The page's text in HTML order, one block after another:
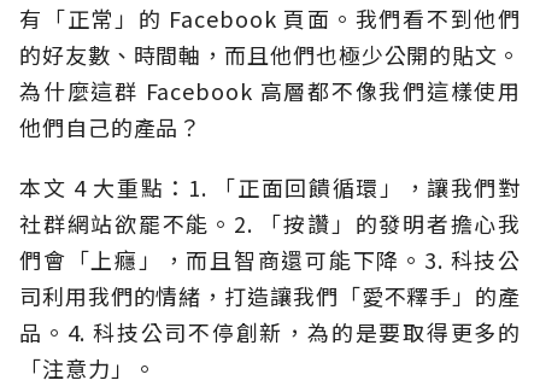
有「正常」的 Facebook 頁面。我們看不到他們
的好友數、時間軸，而且他們也極少公開的貼文。
為什麼這群 Facebook 高層都不像我們這樣使用
他們自己的產品？
本文 4 大重點：1. 「正面回饋循環」，讓我們對
社群網站欲罷不能。2. 「按讚」的發明者擔心我
們會「上癮」，而且智商還可能下降。3. 科技公
司利用我們的情緒，打造讓我們「愛不釋手」的產
品。4. 科技公司不停創新，為的是要取得更多的
「注意力」。